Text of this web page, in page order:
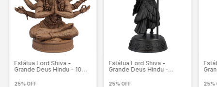
Estátua Lord Shiva -
Grande Deus Hindu - 10
25% OFF
Estátua Lord Shiva -
Grande Deus Hindu -
25% OFF 25%